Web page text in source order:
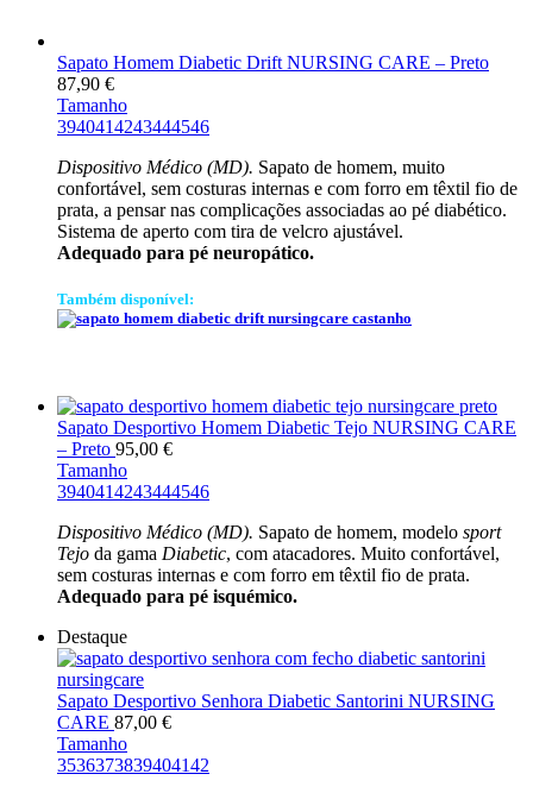
Sapato Homem Diabetic Drift NURSING CARE – Preto
87,90 €
Tamanho
3940414243444546
Dispositivo Médico (MD). Sapato de homem, muito
confortável, sem costuras internas e com forro em têxtil fio de
prata, a pensar nas complicações associadas ao pé diabético.
Sistema de aperto com tira de velcro ajustável.
Adequado para pé neuropático.
Também disponível:
Sapato Desportivo Homem Diabetic Tejo NURSING CARE
– Preto 95,00 €
Tamanho
3940414243444546
Dispositivo Médico (MD). Sapato de homem, modelo sport
Tejo da gama Diabetic, com atacadores. Muito confortável,
sem costuras internas e com forro em têxtil fio de prata.
Adequado para pé isquémico.
Destaque
Sapato Desportivo Senhora Diabetic Santorini NURSING
CARE 87,00 €
Tamanho
3536373839404142